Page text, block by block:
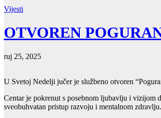
Vijesti
OTVOREN
ruj 25, 2025
U Svetoj Nedelji jučer je službeno otvoren
Centar je pokrenut s posebnom ljubavlju i vizijom
sveobuhvatan pristup razvoju i mentalnom zdravlju.